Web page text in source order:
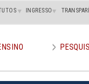
INGRESSO